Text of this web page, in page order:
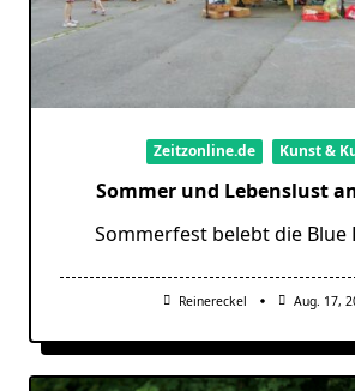
Zeitzonline.de Kunst &
Sommer und Lebenslust
Sommerfest belebt die Blue
Reinereckel Aug. 17,